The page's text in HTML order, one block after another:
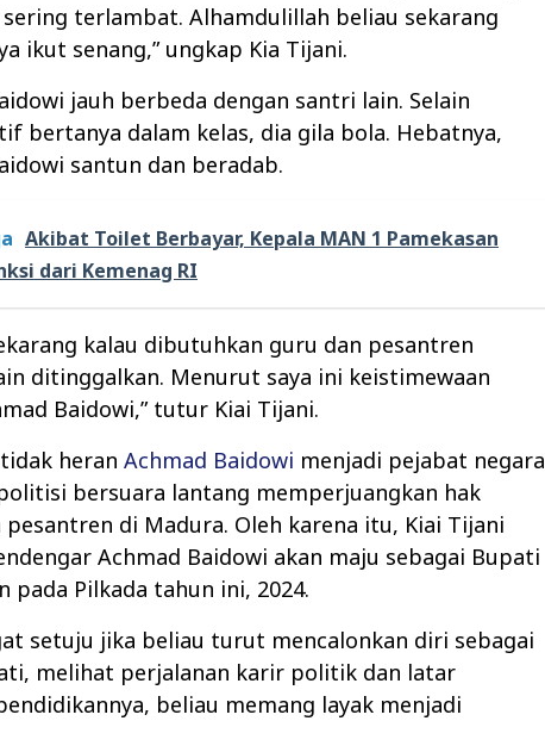
terlambat. Alhamdulillah beliau sekarang
ikut senang,” ungkap Kia Tijani.
jauh berbeda dengan santri lain. Selain
bertanya dalam kelas, dia gila bola. Hebatnya,
santun dan beradab.
Akibat Toilet Berbayar, Kepala MAN 1 Pamekasan
dari Kemenag RI
kalau dibutuhkan guru dan pesantren
ditinggalkan. Menurut saya ini keistimewaan
Baidowi,” tutur Kiai Tijani.
heran Achmad Baidowi menjadi pejabat negara
bersuara lantang memperjuangkan hak
pesantren di Madura. Oleh karena itu, Kiai Tijani
Achmad Baidowi akan maju sebagai Bupati
pada Pilkada tahun ini, 2024.
setuju jika beliau turut mencalonkan diri sebagai
melihat perjalanan karir politik dan latar
beliau memang layak menjadi